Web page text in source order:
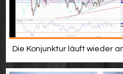
Die Konjunktur läuft wieder